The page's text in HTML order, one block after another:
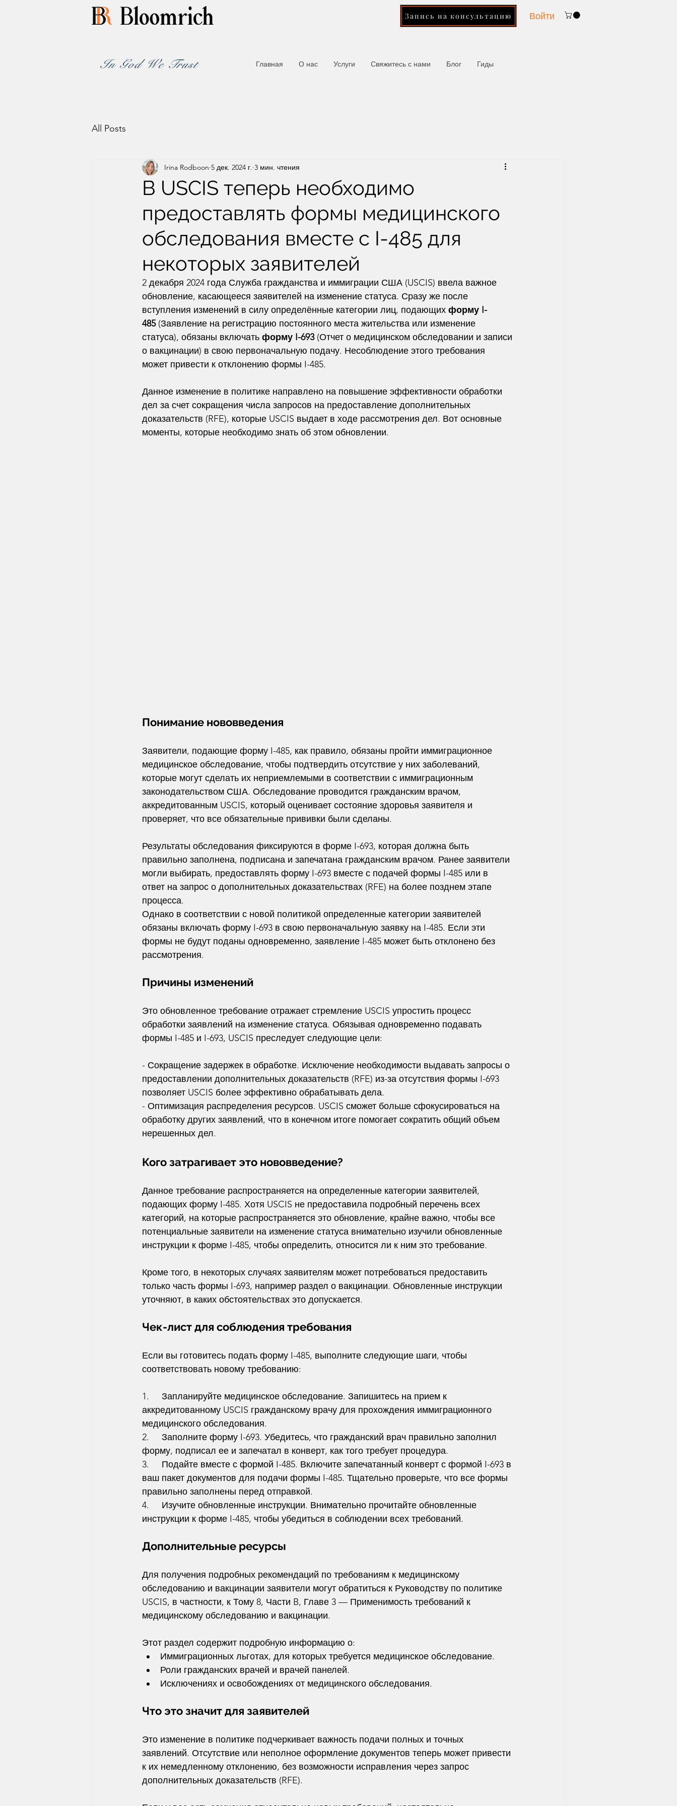
In God We Trust
Запись на консультацию Войти
Главная О нас Услуги Свяжитесь с нами Блог Гиды
All Posts
В USCIS теперь необходимо
предоставлять формы медицинского
обследования вместе с I-485 для
некоторых заявителей
Irina Rodboon 5 дек. 2024 г. 3 мин. чтения
2 декабря 2024 года Служба гражданства и иммиграции США (USCIS) ввела важное
обновление, касающееся заявителей на изменение статуса. Сразу же после
вступления изменений в силу определённые категории лиц, подающих форму I-
485 (Заявление на регистрацию постоянного места жительства или изменение
статуса), обязаны включать форму I-693 (Отчет о медицинском обследовании и записи
о вакцинации) в свою первоначальную подачу. Несоблюдение этого требования
может привести к отклонению формы I-485.
Данное изменение в политике направлено на повышение эффективности обработки
дел за счет сокращения числа запросов на предоставление дополнительных
доказательств (RFE), которые USCIS выдает в ходе рассмотрения дел. Вот основные
моменты, которые необходимо знать об этом обновлении.
Понимание нововведения
Заявители, подающие форму I-485, как правило, обязаны пройти иммиграционное
медицинское обследование, чтобы подтвердить отсутствие у них заболеваний,
которые могут сделать их неприемлемыми в соответствии с иммиграционным
законодательством США. Обследование проводится гражданским врачом,
аккредитованным USCIS, который оценивает состояние здоровья заявителя и
проверяет, что все обязательные прививки были сделаны.
Результаты обследования фиксируются в форме I-693, которая должна быть
правильно заполнена, подписана и запечатана гражданским врачом. Ранее заявители
могли выбирать, предоставлять форму I-693 вместе с подачей формы I-485 или в
ответ на запрос о дополнительных доказательствах (RFE) на более позднем этапе
процесса.
Однако в соответствии с новой политикой определенные категории заявителей
обязаны включать форму I-693 в свою первоначальную заявку на I-485. Если эти
формы не будут поданы одновременно, заявление I-485 может быть отклонено без
рассмотрения.
Причины изменений
Это обновленное требование отражает стремление USCIS упростить процесс
обработки заявлений на изменение статуса. Обязывая одновременно подавать
формы I-485 и I-693, USCIS преследует следующие цели:
- Сокращение задержек в обработке. Исключение необходимости выдавать запросы о
предоставлении дополнительных доказательств (RFE) из-за отсутствия формы I-693
позволяет USCIS более эффективно обрабатывать дела.
- Оптимизация распределения ресурсов. USCIS сможет больше сфокусироваться на
обработку других заявлений, что в конечном итоге помогает сократить общий объем
нерешенных дел.
Кого затрагивает это нововведение?
Данное требование распространяется на определенные категории заявителей,
подающих форму I-485. Хотя USCIS не предоставила подробный перечень всех
категорий, на которые распространяется это обновление, крайне важно, чтобы все
потенциальные заявители на изменение статуса внимательно изучили обновленные
инструкции к форме I-485, чтобы определить, относится ли к ним это требование.
Кроме того, в некоторых случаях заявителям может потребоваться предоставить
только часть формы I-693, например раздел о вакцинации. Обновленные инструкции
уточняют, в каких обстоятельствах это допускается.
Чек-лист для соблюдения требования
Если вы готовитесь подать форму I-485, выполните следующие шаги, чтобы
соответствовать новому требованию:
1.     Запланируйте медицинское обследование. Запишитесь на прием к
аккредитованному USCIS гражданскому врачу для прохождения иммиграционного
медицинского обследования.
2.     Заполните форму I-693. Убедитесь, что гражданский врач правильно заполнил
форму, подписал ее и запечатал в конверт, как того требует процедура.
3.     Подайте вместе с формой I-485. Включите запечатанный конверт с формой I-693 в
ваш пакет документов для подачи формы I-485. Тщательно проверьте, что все формы
правильно заполнены перед отправкой.
4.     Изучите обновленные инструкции. Внимательно прочитайте обновленные
инструкции к форме I-485, чтобы убедиться в соблюдении всех требований.
Дополнительные ресурсы
Для получения подробных рекомендаций по требованиям к медицинскому
обследованию и вакцинации заявители могут обратиться к Руководству по политике
USCIS, в частности, к Тому 8, Части B, Главе 3 — Применимость требований к
медицинскому обследованию и вакцинации.
Этот раздел содержит подробную информацию о:
Иммиграционных льготах, для которых требуется медицинское обследование.
Роли гражданских врачей и врачей панелей.
Исключениях и освобождениях от медицинского обследования.
Что это значит для заявителей
Это изменение в политике подчеркивает важность подачи полных и точных
заявлений. Отсутствие или неполное оформление документов теперь может привести
к их немедленному отклонению, без возможности исправления через запрос
дополнительных доказательств (RFE).